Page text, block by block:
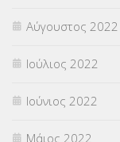
Αύγουστος 2022
Ιούλιος 2022
Ιούνιος 2022
Μάιος 2022